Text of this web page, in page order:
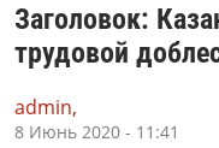
Заголовок:
трудовой
admin,
8 Июнь 2020 - 11:41